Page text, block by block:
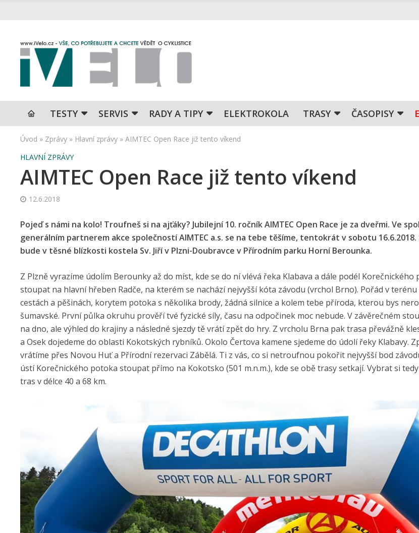
TESTY SERVIS RADY A TIPY ELEKTROKOLA TRASY ČASOPISY
Úvod » Zprávy » Hlavní zprávy » AIMTEC Open Race již tento víkend
HLAVNÍ ZPRÁVY
AIMTEC Open Race již tento víkend
12.6.2018
Pojeď s námi na kolo! Troufneš si na ajťáky? Jubilejní 10. ročník AIMTEC Open Race je za dveřmi. Ve
generálním partnerem akce společností AIMTEC a.s. se na tebe těšíme, tentokrát v sobotu
bude v těsné blízkosti kostela Sv. Jiří v Plzni-Doubravce v Přírodním parku Horní Berounka.
Z Plzně vyrazíme údolím Berounky až do míst, kde se do ní vlévá řeka Klabava a dále podél Korečnického
stoupat na hlavní hřeben Radče, na kterém se nachází nejvyšší kóta závodu (vrchol Brno). Pořád v
cestách a pěšinách, korytem potoka s několika brody, žádná silnice a kolem tebe příroda, kterou bys
šumavské. První půlka okruhu prověří tvé fyzické síly, času na odpočinek moc nebude. V závěrečném
na dno, ale výhled do krajiny a následné sjezdy tě vrátí zpět do hry. Z vrcholu Brna pak trasa převážně
a Osek dojedeme do oblasti Kokotských rybníků. Okolo Čertova kamene sjedeme do údolí řeky Klabavy.
vrátíme přes Novou Huť a Přírodní rezervaci Zábělá. Ti z vás, co si netroufnou pokořit nejvyšší bod
ústí Korečnického potoka stoupat přímo na Kokotsko (501 m.n.m.), kde se obě trasy setkají. Vybrat si
tras v délce 40 a 68 km.